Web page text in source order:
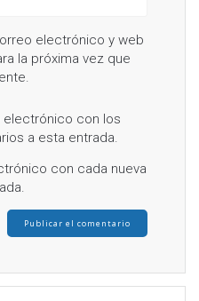
electrónico y web
la próxima vez que
electrónico con los
a esta entrada.
con cada nueva